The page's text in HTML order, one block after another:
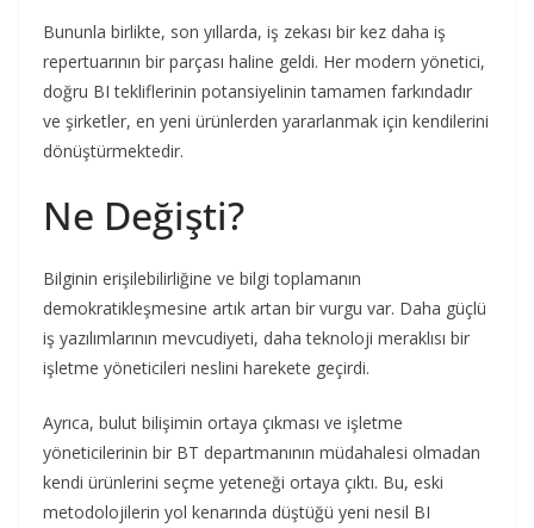
Bununla birlikte, son yıllarda, iş zekası bir kez daha iş
repertuarının bir parçası haline geldi. Her modern yönetici,
doğru BI tekliflerinin potansiyelinin tamamen farkındadır
ve şirketler, en yeni ürünlerden yararlanmak için kendilerini
dönüştürmektedir.
Ne Değişti?
Bilginin erişilebilirliğine ve bilgi toplamanın
demokratikleşmesine artık artan bir vurgu var. Daha güçlü
iş yazılımlarının mevcudiyeti, daha teknoloji meraklısı bir
işletme yöneticileri neslini harekete geçirdi.
Ayrıca, bulut bilişimin ortaya çıkması ve işletme
yöneticilerinin bir BT departmanının müdahalesi olmadan
kendi ürünlerini seçme yeteneği ortaya çıktı. Bu, eski
metodolojilerin yol kenarında düştüğü yeni nesil BI